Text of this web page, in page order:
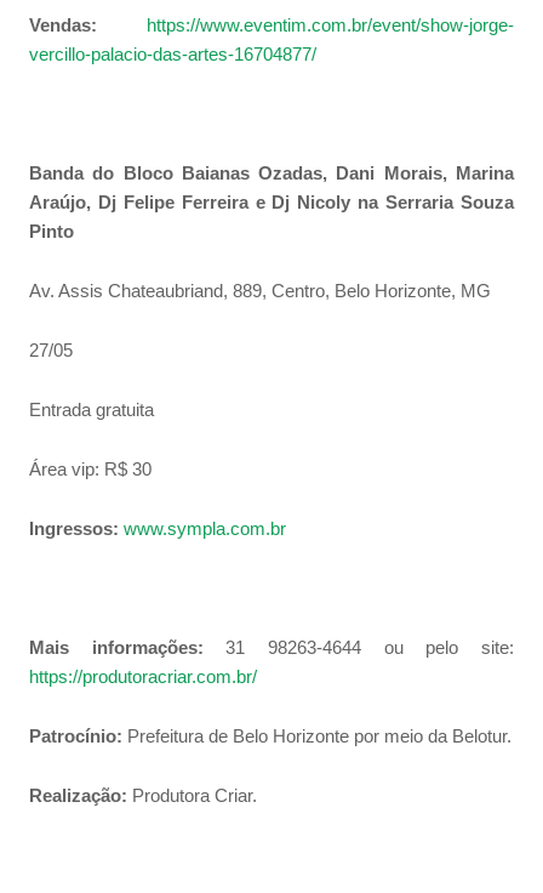
Vendas:
https://www.eventim.com.br/event/show-jorge-
vercillo-palacio-das-artes-16704877/
Banda do Bloco Baianas Ozadas, Dani Morais, Marina
Araújo, Dj Felipe Ferreira e Dj Nicoly na Serraria Souza
Pinto
Av. Assis Chateaubriand, 889, Centro, Belo Horizonte, MG
27/05
Entrada gratuita
Área vip: R$ 30
Ingressos: www.sympla.com.br
Mais informações: 31 98263-4644 ou pelo site:
https://produtoracriar.com.br/
Patrocínio: Prefeitura de Belo Horizonte por meio da Belotur.
Realização: Produtora Criar.